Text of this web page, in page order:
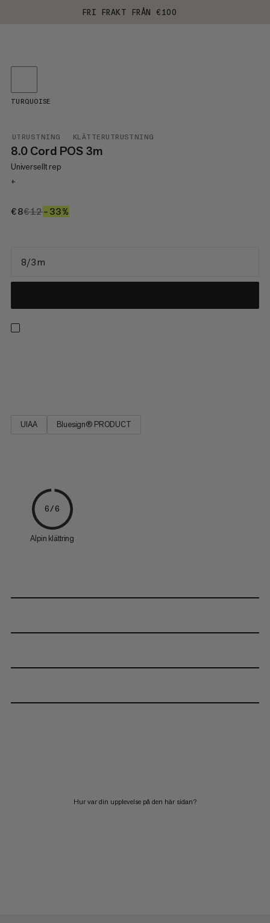
FRI FRAKT FRÅN €100
UTRUSTNING KLÄTTERUTRUSTNING
8.0 Cord POS 3m
Universellt rep
+
€8€8
€12€12
–33%
TURQUOISE
8/3 m
UIAA Bluesign® PRODUCT
6/6
Alpin klättring
Hur var din upplevelse på den här sidan?